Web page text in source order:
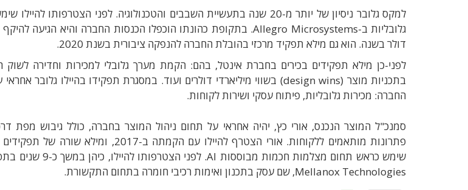
למקס גלובר ניסיון של יותר מ-20 שנה בתעשיית השבבים והטכנולוגיה.לפני הצטרפותו להיילו
גלובליות ב-Allegro Microsystems. בתקופת כהונתו הוכפלו הכנסות החברה והיא הגיעה
דולר בשנה. הוא גם מילא תפקיד מרכזי בהובלת החברה להנפקה ציבורית בשנת 2020.
לפני-כן מילא תפקידים בכירים בחברת אינטל, בהם: הקמת מערך גלובלי למכירות וחדירה לשוק
בתכניות מוצר (design wins) בשווי מיליארדי דולרים ועוד. במסגרת תפקידו בהיילו גלובר
החברה: מכירות גלובליות, פיתוח עסקי ושירות לקוחות.
סמנכ"ל המוצר הנכנס, אורי כץ, יהיה אחראי על תחום ניהול המוצר בחברה, כולל גיבוש מפת
פתרונות מותאמים ללקוחות. אורי הצטרף להיילו עם הקמתה ב-2017, ומילא שורה של תפקידים
שימש כראש תחום מצלמות חכמות מבוססות AI. לפני הצטרפותו להיילו, כיהן במשך כ-9
שנים
Mellanox Technologies, שם עסק בתכנון ואימות רכיבי חומרה בתחום התקשורת.